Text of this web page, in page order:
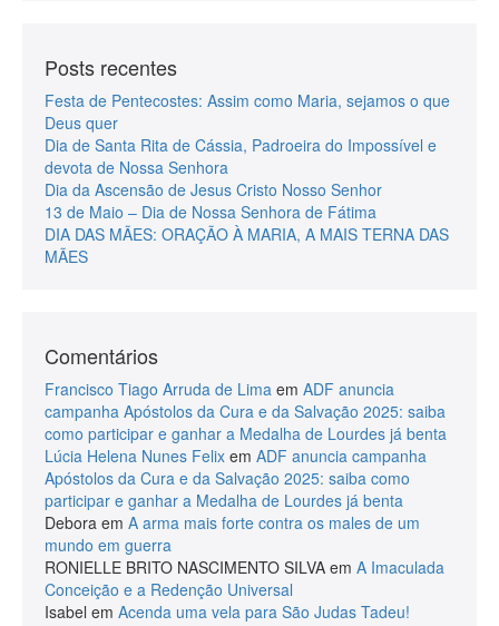
Posts recentes
Festa de Pentecostes: Assim como Maria, sejamos o que
Deus quer
Dia de Santa Rita de Cássia, Padroeira do Impossível e
devota de Nossa Senhora
Dia da Ascensão de Jesus Cristo Nosso Senhor
13 de Maio – Dia de Nossa Senhora de Fátima
DIA DAS MÃES: ORAÇÃO À MARIA, A MAIS TERNA DAS
MÃES
Comentários
Francisco Tiago Arruda de Lima em ADF anuncia
campanha Apóstolos da Cura e da Salvação 2025: saiba
como participar e ganhar a Medalha de Lourdes já benta
Lúcia Helena Nunes Felix em ADF anuncia campanha
Apóstolos da Cura e da Salvação 2025: saiba como
participar e ganhar a Medalha de Lourdes já benta
Debora em A arma mais forte contra os males de um
mundo em guerra
RONIELLE BRITO NASCIMENTO SILVA em A Imaculada
Conceição e a Redenção Universal
Isabel em Acenda uma vela para São Judas Tadeu!